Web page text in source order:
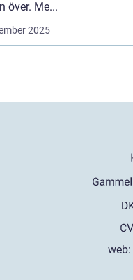
över. Me...
2025
web: